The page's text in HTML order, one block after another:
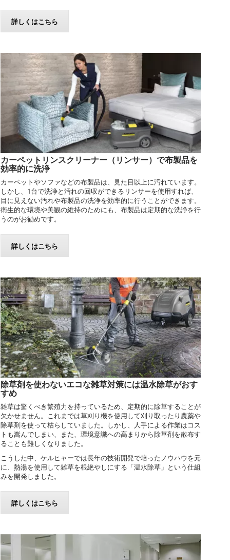
詳しくはこちら
カーペットリンスクリーナー（リンサー）で布製品を
効率的に洗浄
カーペットやソファなどの布製品は、見た目以上に汚れています。
しかし、1台で洗浄と汚れの回収ができるリンサーを使用すれば、
目に見えない汚れや布製品の洗浄を効率的に行うことができます。
衛生的な環境や美観の維持のためにも、布製品は定期的な洗浄を行
うのがお勧めです。
詳しくはこちら
除草剤を使わないエコな雑草対策には温水除草がおす
すめ
雑草は驚くべき繁殖力を持っているため、定期的に除草することが
欠かせません。これまでは草刈り機を使用して刈り取ったり農薬や
除草剤を使って枯らしていました。しかし、人手による作業はコス
トも嵩んでしまい、また、環境意識への高まりから除草剤を散布す
ることも難しくなりました。
こうした中、ケルヒャーでは長年の技術開発で培ったノウハウを元
に、熱湯を使用して雑草を根絶やしにする「温水除草」という仕組
みを開発しました。
詳しくはこちら